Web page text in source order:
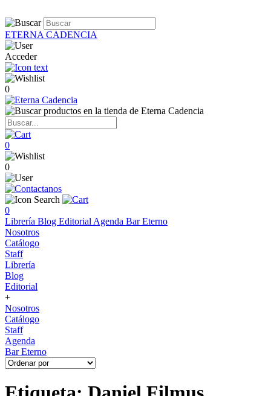
ETERNA CADENCIA
Acceder
0
0
0
0
Librería Blog Editorial Agenda Bar Eterno
Nosotros
Catálogo
Staff
Librería
Blog
Editorial
+
Nosotros
Catálogo
Staff
Agenda
Bar Eterno